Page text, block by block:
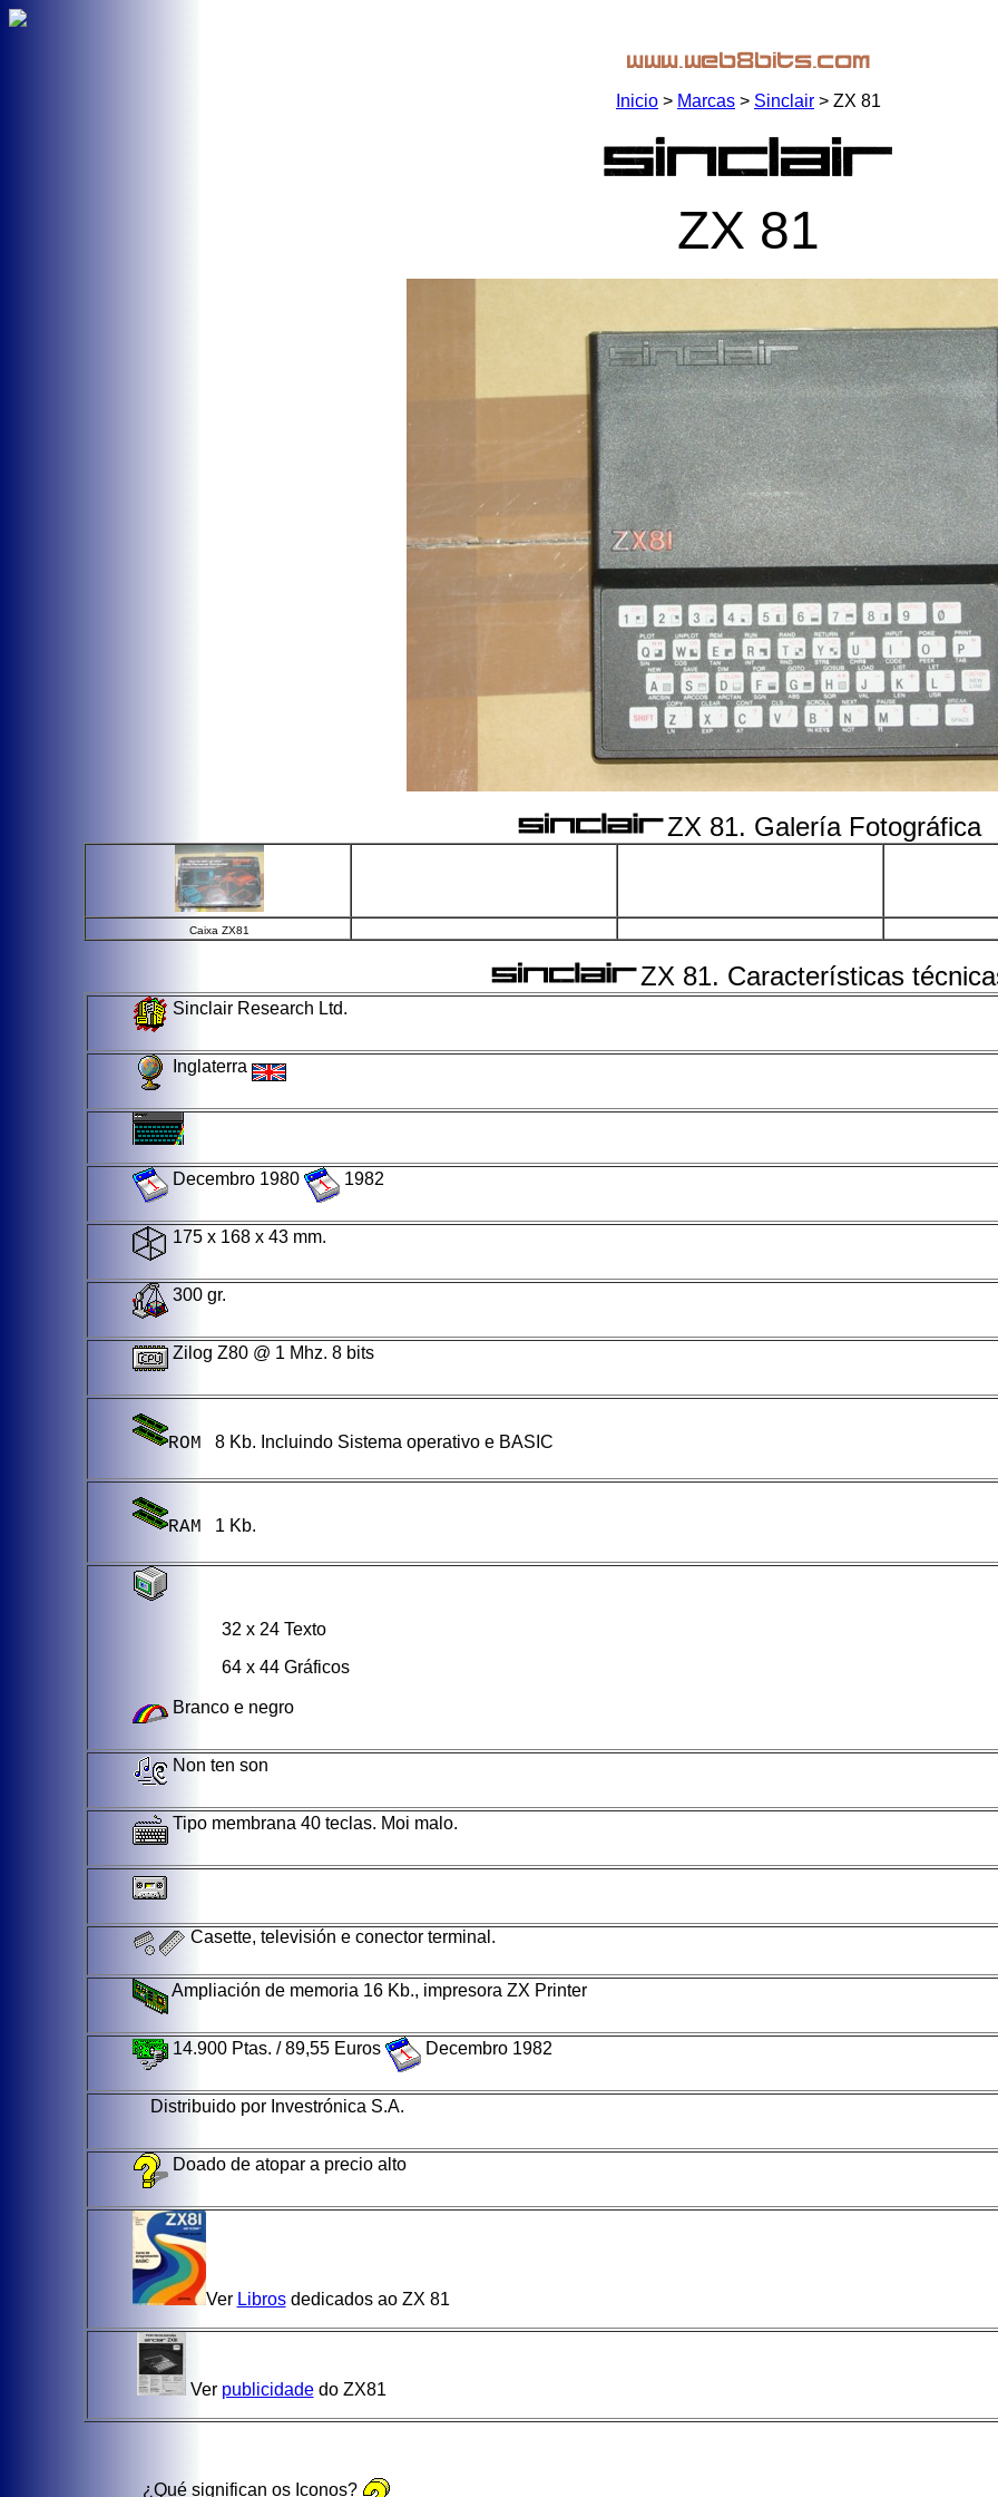
Inicio > Marcas > Sinclair > ZX 81
ZX 81
ZX 81. Galería Fotográfica
Caixa ZX81
ZX 81. Características
Sinclair Research Ltd.
Inglaterra
Decembro 1980 1982
175 x 168 x 43 mm.
300 gr.
Zilog Z80 @ 1 Mhz. 8 bits
ROM 8 Kb. Incluindo Sistema operativo e BASIC
RAM 1 Kb.
32 x 24 Texto
64 x 44 Gráficos
Branco e negro
Non ten son
Tipo membrana 40 teclas. Moi malo.
Casette, televisión e conector terminal.
Ampliación de memoria 16 Kb., impresora ZX Printer
14.900 Ptas. / 89,55 Euros Decembro 1982
Distribuido por Investrónica S.A.
Doado de atopar a precio alto
Ver Librosdedicados ao ZX 81
Ver publicidadedo ZX81
¿Qué significan os Iconos?